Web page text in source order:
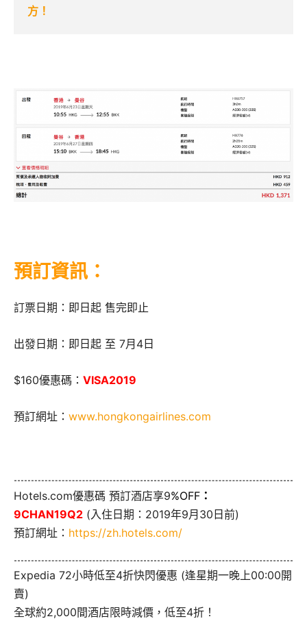
方！
預訂資訊：
訂票日期：即日起 售完即止
出發日期：即日起 至 7月4日
$160優惠碼： VISA2019
預訂網址： www.hongkongairlines.com
Hotels.com優惠碼 預訂酒店享9%OFF ：
9CHAN19Q2 (入住日期：2019年9月30日前)
預訂網址： https://zh.hotels.com/
Expedia 72小時低至4折快閃優惠 (逢星期一晚上00:00開
賣)
全球約2,000間酒店限時減價，低至4折！